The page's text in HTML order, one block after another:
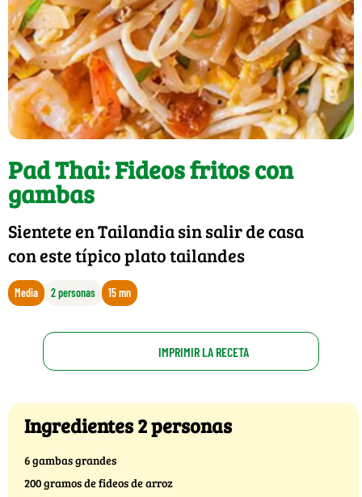
Pad Thai: Fideos fritos con
gambas
Sientete en Tailandia sin salir de casa
con este típico plato tailandes
Media 2 personas 15 mn
IMPRIMIR LA RECETA
Ingredientes 2 personas
6 gambas grandes
200 gramos de fideos de arroz